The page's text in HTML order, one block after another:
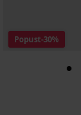
Popust-30%